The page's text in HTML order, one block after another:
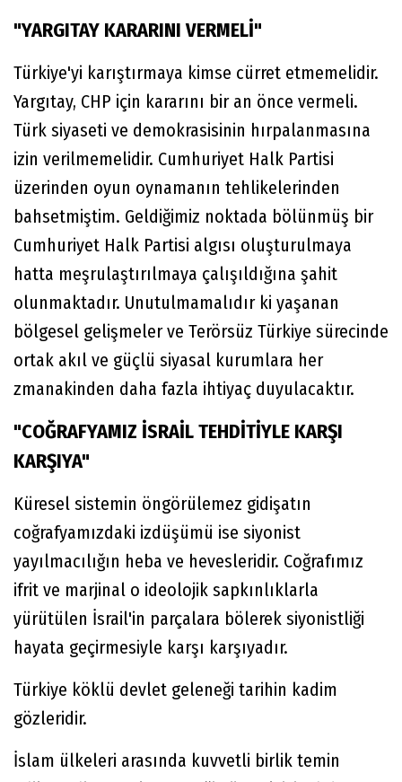
"YARGITAY KARARINI VERMELİ"
Türkiye'yi karıştırmaya kimse cürret etmemelidir.
Yargıtay, CHP için kararını bir an önce vermeli.
Türk siyaseti ve demokrasisinin hırpalanmasına
izin verilmemelidir. Cumhuriyet Halk Partisi
üzerinden oyun oynamanın tehlikelerinden
bahsetmiştim. Geldiğimiz noktada bölünmüş bir
Cumhuriyet Halk Partisi algısı oluşturulmaya
hatta meşrulaştırılmaya çalışıldığına şahit
olunmaktadır. Unutulmamalıdır ki yaşanan
bölgesel gelişmeler ve Terörsüz Türkiye sürecinde
ortak akıl ve güçlü siyasal kurumlara her
zmanakinden daha fazla ihtiyaç duyulacaktır.
"COĞRAFYAMIZ İSRAİL TEHDİTİYLE KARŞI
KARŞIYA"
Küresel sistemin öngörülemez gidişatın
coğrafyamızdaki izdüşümü ise siyonist
yayılmacılığın heba ve hevesleridir. Coğrafımız
ifrit ve marjinal o ideolojik sapkınlıklarla
yürütülen İsrail'in parçalara bölerek siyonistliği
hayata geçirmesiyle karşı karşıyadır.
Türkiye köklü devlet geleneği tarihin kadim
gözleridir.
İslam ülkeleri arasında kuvvetli birlik temin